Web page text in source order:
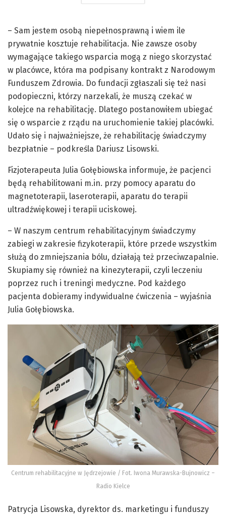
– Sam jestem osobą niepełnosprawną i wiem ile
prywatnie kosztuje rehabilitacja. Nie zawsze osoby
wymagające takiego wsparcia mogą z niego skorzystać
w placówce, która ma podpisany kontrakt z Narodowym
Funduszem Zdrowia. Do fundacji zgłaszali się też nasi
podopieczni, którzy narzekali, że muszą czekać w
kolejce na rehabilitację. Dlatego postanowiłem ubiegać
się o wsparcie z rządu na uruchomienie takiej placówki.
Udało się i najważniejsze, że rehabilitację świadczymy
bezpłatnie – podkreśla Dariusz Lisowski.
Fizjoterapeuta Julia Gołębiowska informuje, że pacjenci
będą rehabilitowani m.in. przy pomocy aparatu do
magnetoterapii, laseroterapii, aparatu do terapii
ultradźwiękowej i terapii uciskowej.
– W naszym centrum rehabilitacyjnym świadczymy
zabiegi w zakresie fizykoterapii, które przede wszystkim
służą do zmniejszania bólu, działają też przeciwzapalnie.
Skupiamy się również na kinezyterapii, czyli leczeniu
poprzez ruch i treningi medyczne. Pod każdego
pacjenta dobieramy indywidualne ćwiczenia – wyjaśnia
Julia Gołębiowska.
Centrum rehabilitacyjne w Jędrzejowie / Fot. Iwona Murawska-Bujnowicz –
Radio Kielce
Patrycja Lisowska, dyrektor ds. marketingu i funduszy